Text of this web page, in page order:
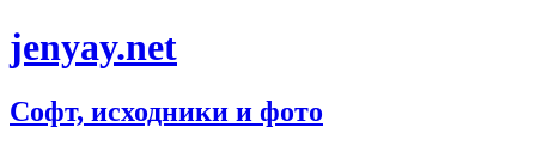
jenyay.net
Софт, исходники и фото